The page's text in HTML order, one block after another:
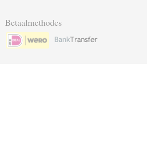
Betaalmethodes